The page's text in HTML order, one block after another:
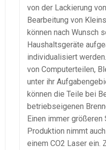
von der Lackierung
Bearbeitung von
können nach Wunsch
Haushaltsgeräte
individualisiert
von Computerteilen,
unter ihr
können die Teile bei
betriebseigenen
Einen immer
Produktion nimmt
einem CO2 Laser ein.